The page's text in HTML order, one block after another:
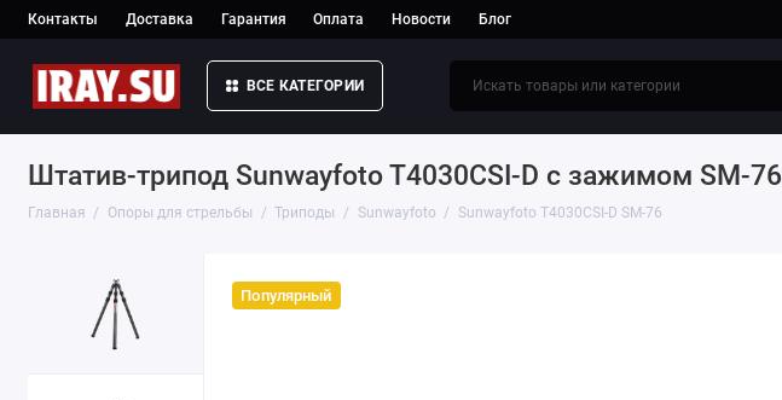
Контакты Доставка Гарантия Оплата Новости Блог
ВСЕ КАТЕГОРИИ
Штатив-трипод Sunwayfoto T4030CSI-D с зажимом SM-76
Главная Опоры для стрельбы Триподы Sunwayfoto Sunwayfoto T4030CSI-D SM-76
Популярный